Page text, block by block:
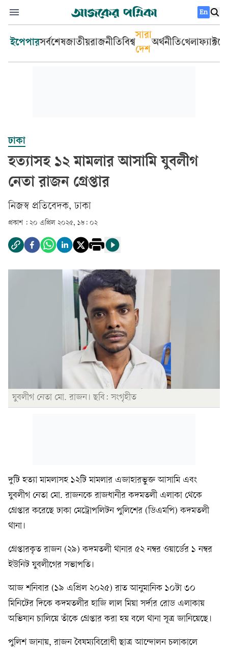
En
ইপেপারসর্বশেষজাতীয়রাজনীতিবিশ্ব
সারা
দেশ
অর্থনীতিখেলা
ঢাকা
হত্যাসহ ১২ মামলার আসামি যুবলীগ
নেতা রাজন গ্রেপ্তার
নিজস্ব প্রতিবেদক, ঢাকা
প্রকাশ : ২০ এপ্রিল ২০২৫, ১৮: ০২
যুবলীগ নেতা মো. রাজন। ছবি: সংগৃহীত
দুটি হত্যা মামলাসহ ১২টি মামলার এজাহারভুক্ত আসামি এবং
যুবলীগ নেতা মো. রাজনকে রাজধানীর কদমতলী এলাকা থেকে
গ্রেপ্তার করেছে ঢাকা মেট্রোপলিটন পুলিশের (ডিএমপি) কদমতলী
থানা।
গ্রেপ্তারকৃত রাজন (২৯) কদমতলী থানার ৫২ নম্বর ওয়ার্ডের ১ নম্বর
ইউনিট যুবলীগের সভাপতি।
আজ শনিবার (১৯ এপ্রিল ২০২৫) রাত আনুমানিক ১০টা ৩০
মিনিটের দিকে কদমতলীর হাজি লাল মিয়া সর্দার রোড এলাকায়
অভিযান চালিয়ে তাঁকে গ্রেপ্তার করা হয় বলে থানা সূত্র জানিয়েছে।
পুলিশ জানায়, রাজন বৈষম্যবিরোধী ছাত্র আন্দোলন চলাকালে